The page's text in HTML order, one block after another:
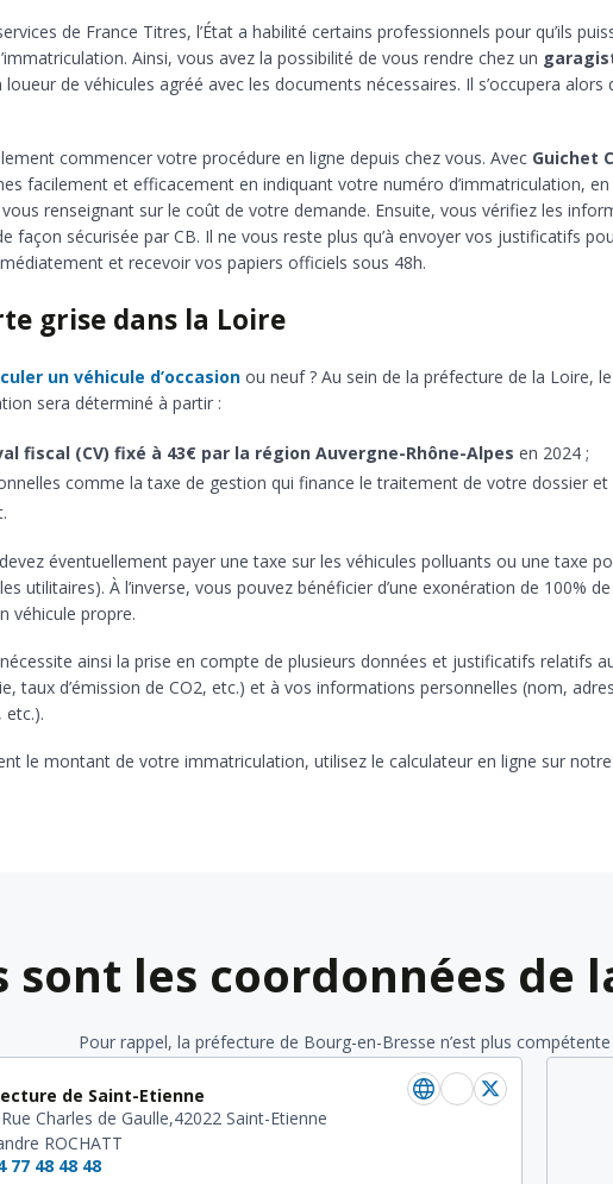
de France Titres, l’État a habilité certains professionnels pour qu’ils
Ainsi, vous avez la possibilité de vous rendre chez un
de véhicules agréé avec les documents nécessaires. Il s’occupera
commencer votre procédure en ligne depuis chez vous. Avec Guichet
facilement et efficacement en indiquant votre numéro d’immatriculation,
renseignant sur le coût de votre demande. Ensuite, vous vérifiez les
façon sécurisée par CB. Il ne vous reste plus qu’à envoyer vos justificatifs
et recevoir vos papiers officiels sous 48h.
grise dans la Loire
un véhicule d’occasion ou neuf ? Au sein de la préfecture de la Loire,
sera déterminé à partir :
fiscal (CV) fixé à 43€ par la région Auvergne-Rhône-Alpes en 2024 ;
comme la taxe de gestion qui finance le traitement de votre dossier et
éventuellement payer une taxe sur les véhicules polluants ou une taxe
utilitaires). À l’inverse, vous pouvez bénéficier d’une exonération de 100%
véhicule propre.
ainsi la prise en compte de plusieurs données et justificatifs relatifs
taux d’émission de CO2, etc.) et à vos informations personnelles (nom,
etc.).
le montant de votre immatriculation, utilisez le calculateur en ligne sur
sont les coordonnées de
Pour rappel, la préfecture de Bourg-en-Bresse n’est plus
de Saint-Etienne
Charles de Gaulle,42022 Saint-Etienne
ROCHATT
77 48 48 48